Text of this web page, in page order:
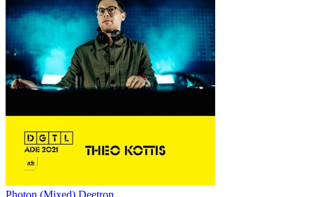
Photon (Mixed) Deetron